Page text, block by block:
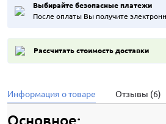
Выбирайте безопасные платежи
После оплаты Вы получите
Рассчитать стоимость доставки
Информация о товаре Отзывы (6)
Основное: